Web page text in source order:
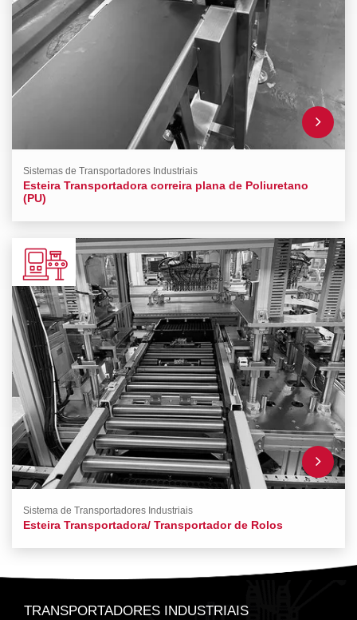
Sistemas de Transportadores Industriais
Esteira Transportadora correira plana de Poliuretano
(PU)
Sistema de Transportadores Industriais
Esteira Transportadora/ Transportador de Rolos
TRANSPORTADORES INDUSTRIAIS